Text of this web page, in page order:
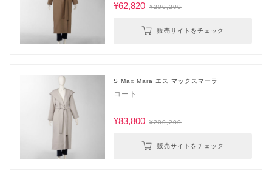
¥62,820 ¥200,200
販売サイトをチェック
S Max Mara エス マックスマーラ
コート
¥83,800 ¥200,200
販売サイトをチェック